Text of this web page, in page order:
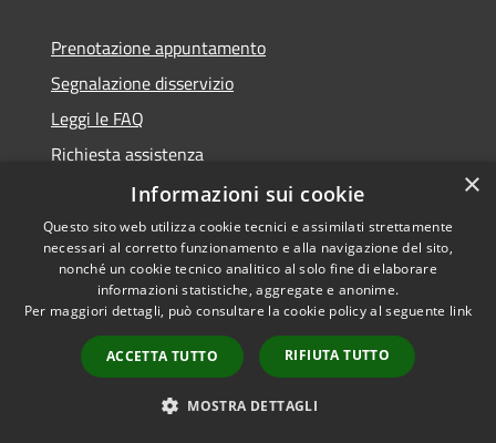
Prenotazione appuntamento
Segnalazione disservizio
Leggi le FAQ
Richiesta assistenza
Amministrazione trasparente
Informativa privacy
Note legali
Dichiarazione di accessibilità
Whistleblowing
×
Informazioni sui cookie
Questo sito web utilizza cookie tecnici e assimilati strettamente
necessari al corretto funzionamento e alla navigazione del sito,
nonché un cookie tecnico analitico al solo fine di elaborare
informazioni statistiche, aggregate e anonime.
Per maggiori dettagli, può consultare la cookie policy al seguente link
ACCETTA TUTTO RIFIUTA TUTTO
MOSTRA DETTAGLI